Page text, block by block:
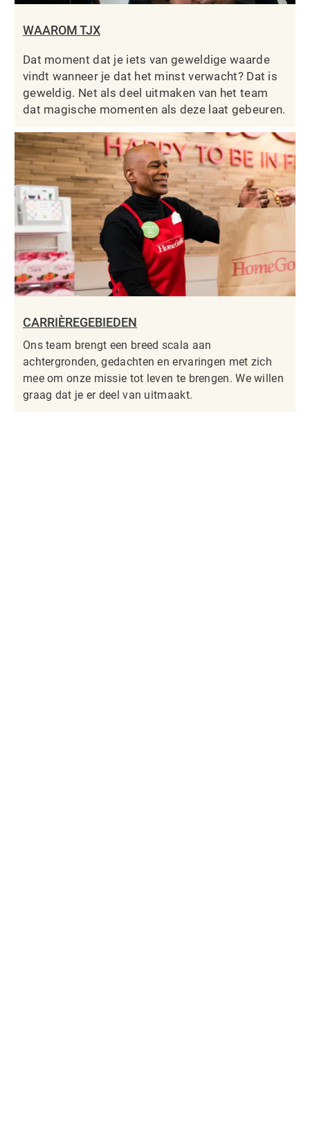
WAAROM TJX
Dat moment dat je iets van geweldige waarde
vindt wanneer je dat het minst verwacht? Dat is
geweldig. Net als deel uitmaken van het team
dat magische momenten als deze laat gebeuren.
CARRIÈREGEBIEDEN
Ons team brengt een breed scala aan
achtergronden, gedachten en ervaringen met zich
mee om onze missie tot leven te brengen. We willen
graag dat je er deel van uitmaakt.